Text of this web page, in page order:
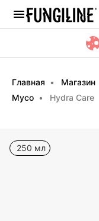
Главная Магазин
Myco
Hydra Care
250 мл